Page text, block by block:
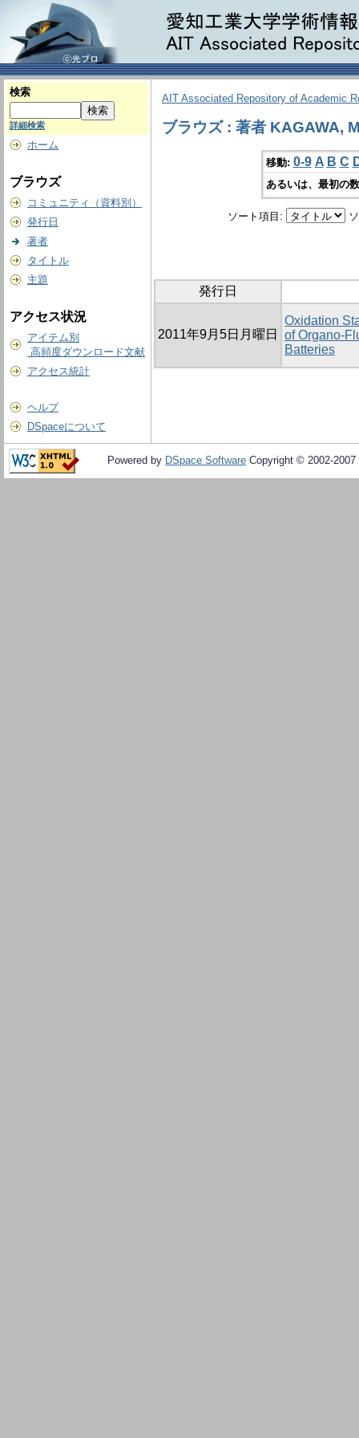
検索
詳細検索
ホーム
ブラウズ
コミュニティ（資料別）
発行日
著者
タイトル
主題
アクセス状況
アイテム別
高頻度ダウンロード文献
アクセス統計
ヘルプ
DSpaceについて
AIT Associated Repository of Academic
ブラウズ : 著者 KAGAWA,
移動: 0-9 A B C
あるいは、最初の
ソート項目:
発行日
2011年9月5日月曜日
Oxidation
of Organo-
Batteries
Powered by DSpace Software Copyright © 2002-2007